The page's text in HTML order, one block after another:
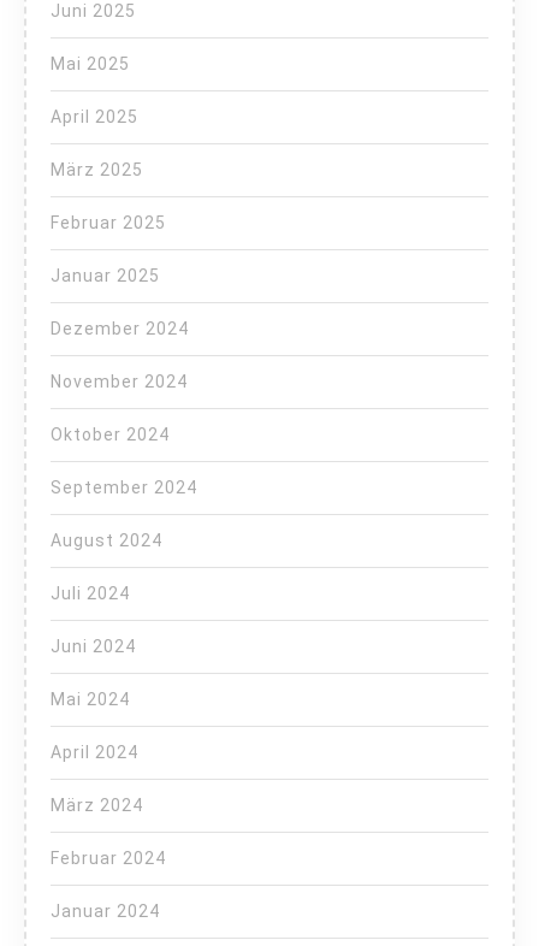
Juni 2025
Mai 2025
April 2025
März 2025
Februar 2025
Januar 2025
Dezember 2024
November 2024
Oktober 2024
September 2024
August 2024
Juli 2024
Juni 2024
Mai 2024
April 2024
März 2024
Februar 2024
Januar 2024